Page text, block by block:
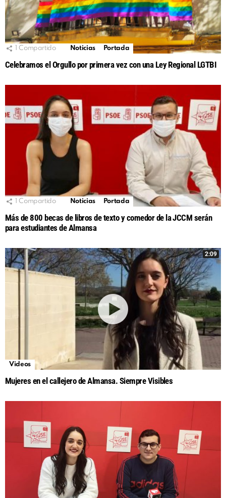
Compartido Noticias Portada
Celebramos el Orgullo por primera vez con una Ley Regional LGTBI
Compartido Noticias Portada
Más de 800 becas de libros de texto y comedor de la JCCM serán
para estudiantes de Almansa
2:09
Videos
Mujeres en el callejero de Almansa. Siempre Visibles